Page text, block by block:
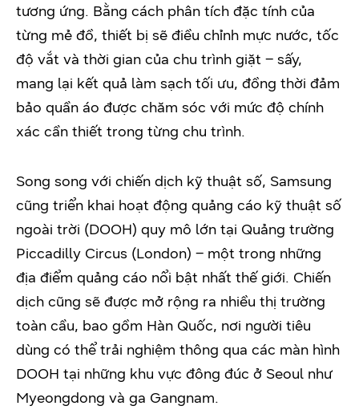
tương ứng. Bằng cách phân tích đặc tính của
từng mẻ đồ, thiết bị sẽ điều chỉnh mực nước, tốc
độ vắt và thời gian của chu trình giặt – sấy,
mang lại kết quả làm sạch tối ưu, đồng thời đảm
bảo quần áo được chăm sóc với mức độ chính
xác cần thiết trong từng chu trình.
Song song với chiến dịch kỹ thuật số, Samsung
cũng triển khai hoạt động quảng cáo kỹ thuật số
ngoài trời (DOOH) quy mô lớn tại Quảng trường
Piccadilly Circus (London) – một trong những
địa điểm quảng cáo nổi bật nhất thế giới. Chiến
dịch cũng sẽ được mở rộng ra nhiều thị trường
toàn cầu, bao gồm Hàn Quốc, nơi người tiêu
dùng có thể trải nghiệm thông qua các màn hình
DOOH tại những khu vực đông đúc ở Seoul như
Myeongdong và ga Gangnam.